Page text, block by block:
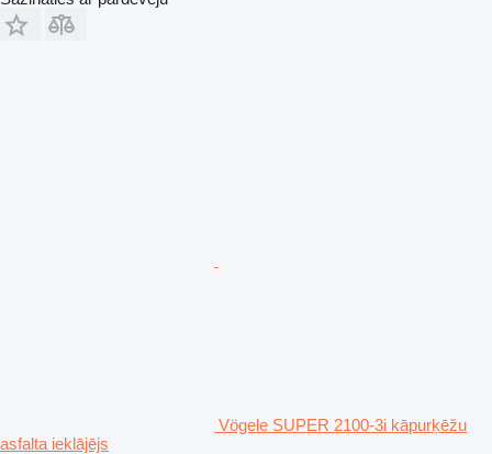
Vögele SUPER 2100-3i kāpurķēžu
asfalta ieklājējs